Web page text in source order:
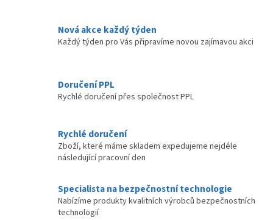
v
k
y
i
s
Nová akce každý týden
Každý týden pro Vás připravíme novou zajímavou akci
Doručení PPL
Rychlé doručení přes společnost PPL
Rychlé doručení
Zboží, které máme skladem expedujeme nejdéle
následující pracovní den
Specialista na bezpečnostní technologie
Nabízíme produkty kvalitních výrobců bezpečnostních
technologií